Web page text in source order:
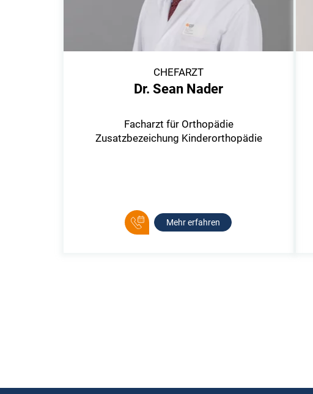
CHEFARZT
Dr. Sean Nader
Facharzt für Orthopädie
Zusatzbezeichung Kinderorthopädie
Mehr erfahren